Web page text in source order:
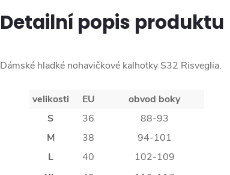
Detailní popis produktu
Dámské hladké nohavičkové kalhotky S32 Risveglia.
velikosti EU
obvod boky
S
36
88-93
M
38
94-101
L
40
102-109